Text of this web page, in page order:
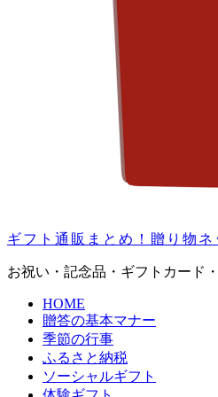
ギフト通販まとめ！贈り物
お祝い・記念品・ギフトカード
HOME
贈答の基本マナー
季節の行事
ふるさと納税
ソーシャルギフト